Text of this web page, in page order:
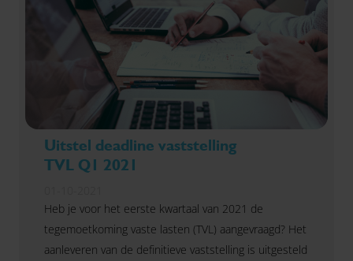
Uitstel deadline vaststelling
TVL Q1 2021
Heb je voor het eerste kwartaal van 2021 de
tegemoetkoming vaste lasten (TVL) aangevraagd? Het
aanleveren van de definitieve vaststelling is uitgesteld